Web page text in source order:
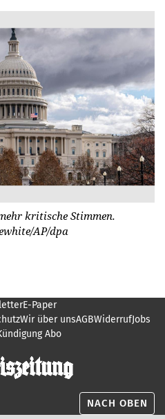
kritische Stimmen.
AP/dpa
E-Paper
Wir über unsAGBWiderrufJobs
Abo
NACH OBEN